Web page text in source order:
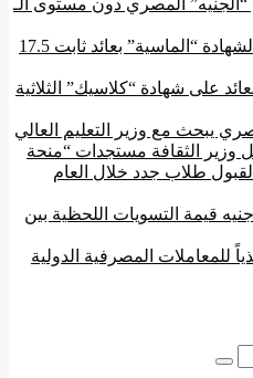
“الجنيه” المصري دون مستوى الـ
“التعمير والإسكان” يطرح الشهادة “الماسية” بعائد ثابت 17.5
على شهادة “كلاسيك” الثلاثية
يبحث مع وزير التعليم العالي
وزير الثقافة مستجدات “منحة
طلاب جدد خلال العام
تريليون جنيه قيمة التسويات اللحظية بين
للمعاملات المصرفية الدولية
بحث